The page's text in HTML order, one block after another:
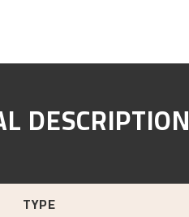
DESCRIPTION
TYPE